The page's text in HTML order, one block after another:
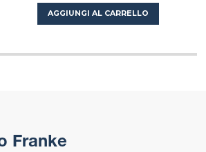
AGGIUNGI AL CARRELLO
Franke